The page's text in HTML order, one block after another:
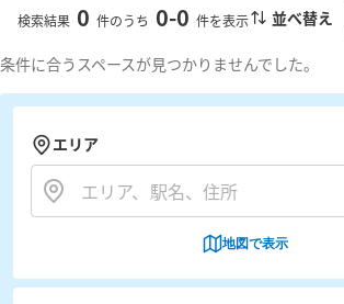
検索結果 0 件のうち 0-0 件を表示 並べ替え
条件に合うスペースが見つかりませんでした。
エリア
地図で表示